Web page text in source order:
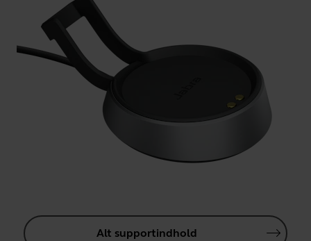
Alt supportindhold